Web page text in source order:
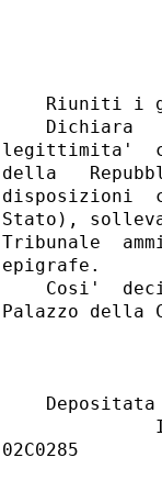
Riuniti i
Dichiara
legittimita'
della
disposizioni
Stato),
Tribunale
epigrafe.
Cosi'
Palazzo della
Depositata